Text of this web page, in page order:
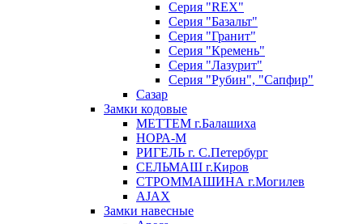
Серия "REX"
Серия "Базальт"
Серия "Гранит"
Серия "Кремень"
Серия "Лазурит"
Серия "Рубин", "Сапфир"
Сазар
Замки кодовые
МЕТТЕМ г.Балашиха
НОРА-М
РИГЕЛЬ г. С.Петербург
СЕЛЬМАШ г.Киров
СТРОММАШИНА г.Могилев
AJAX
Замки навесные